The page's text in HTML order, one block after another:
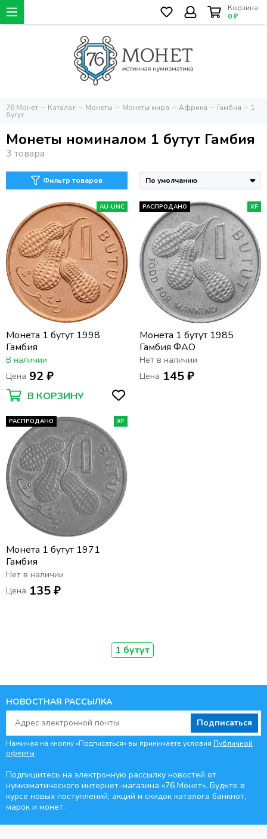
Корзина
0 ₽
76 Монет Каталог Монеты Монеты мира Африка Гамбия 1
бутут
Монеты номиналом 1 бутут Гамбия
Фильтр товаров
AU-UNC
Монета 1 бутут 1998
Гамбия
В наличии
Цена 92 ₽
В КОРЗИНУ
РАСПРОДАНО XF
Монета 1 бутут 1985
Гамбия ФАО
Нет в наличии
Цена 145 ₽
РАСПРОДАНО XF
Монета 1 бутут 1971
Гамбия
Нет в наличии
Цена 135 ₽
1 бутут
НОВОСТНАЯ РАССЫЛКА
Подписаться
Нажимая на кнопку «Подписаться» вы принимаете условия Публичной
оферты.
Подпишитесь на электронную рассылку новостей от
нумизматического интернет-магазина «76 Монет». Будьте в
курсе новых поступлений, акций и скидок каталога банкнот,
марок и монет.